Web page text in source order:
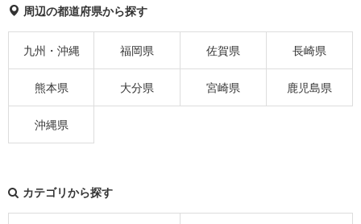
周辺の都道府県から探す
九州・沖縄 福岡県 佐賀県 長崎県
熊本県 大分県 宮崎県 鹿児島県
沖縄県
カテゴリから探す